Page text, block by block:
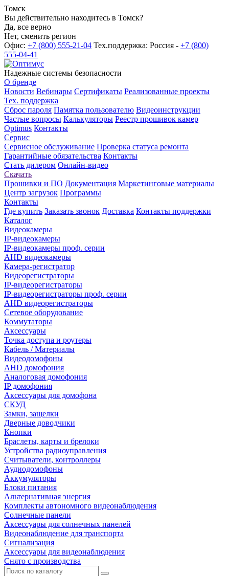
Томск
Вы действительно находитесь в Томск?
Да, все верно
Нет, сменить регион
Офис: +7 (800) 555-21-04 Тех.поддержка: Россия - +7 (800)
555-04-41
Надежные системы безопасности
О бренде
Новости Вебинары Сертификаты Реализованные проекты
Тех. поддержка
Сброс пароля Памятка пользователю Видеоинструкции
Частые вопросы Калькуляторы Реестр прошивок камер
Optimus Контакты
Сервис
Сервисное обслуживание Проверка статуса ремонта
Гарантийные обязательства Контакты
Стать дилером Онлайн-видео
Скачать
Прошивки и ПО Документация Маркетинговые материалы
Центр загрузок Программы
Контакты
Где купить Заказать звонок Доставка Контакты поддержки
Каталог
Видеокамеры
IP-видеокамеры
IP-видеокамеры проф. серии
AHD видеокамеры
Камера-регистратор
Видеорегистраторы
IP-видеорегистраторы
IP-видеорегистраторы проф. серии
AHD видеорегистраторы
Сетевое оборудование
Коммутаторы
Аксессуары
Точка доступа и роутеры
Кабель / Материалы
Видеодомофоны
AHD домофония
Аналоговая домофония
IP домофония
Аксессуары для домофона
СКУД
Замки, защелки
Дверные доводчики
Кнопки
Браслеты, карты и брелоки
Устройства радиоуправления
Считыватели, контроллеры
Аудиодомофоны
Аккумуляторы
Блоки питания
Альтернативная энергия
Комплекты автономного видеонаблюдения
Солнечные панели
Аксессуары для солнечных панелей
Видеонаблюдение для транспорта
Сигнализация
Аксессуары для видеонаблюдения
Снято с производства